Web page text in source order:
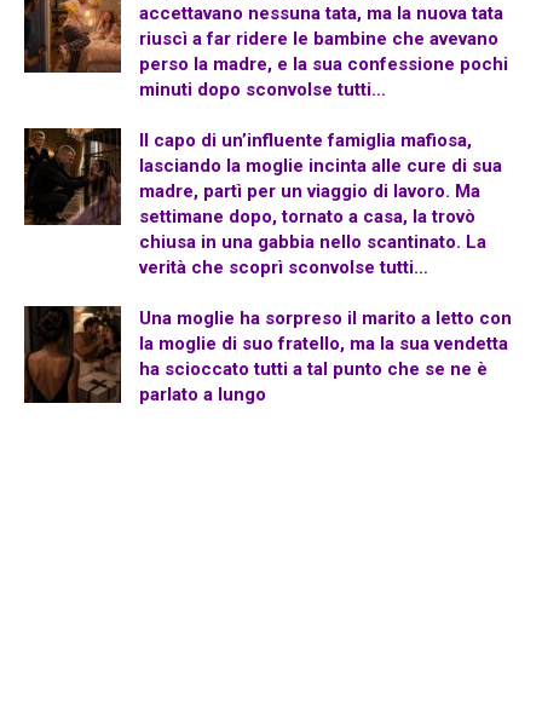
accettavano nessuna tata, ma la nuova tata
riuscì a far ridere le bambine che avevano
perso la madre, e la sua confessione pochi
minuti dopo sconvolse tutti…
Il capo di un’influente famiglia mafiosa,
lasciando la moglie incinta alle cure di sua
madre, partì per un viaggio di lavoro. Ma
settimane dopo, tornato a casa, la trovò
chiusa in una gabbia nello scantinato. La
verità che scoprì sconvolse tutti…
Una moglie ha sorpreso il marito a letto con
la moglie di suo fratello, ma la sua vendetta
ha scioccato tutti a tal punto che se ne è
parlato a lungo